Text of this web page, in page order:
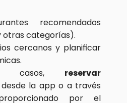
recomendados
otras categorías).
cercanos y planificar
casos, reservar
desde la app o a través
por el